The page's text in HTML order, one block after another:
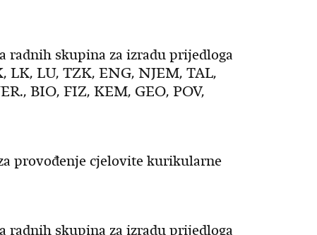
radnih skupina za izradu prijedloga
LK, LU, TZK, ENG, NJEM, TAL,
BIO, FIZ, KEM, GEO, POV,
provođenje cjelovite kurikularne
radnih skupina za izradu prijedloga